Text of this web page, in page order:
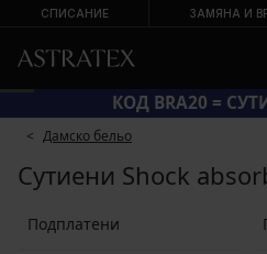
СПИСАНИЕ ЗАМЯНА И
КОД BRA20 =
Дамско бельо
Сутиени Shock
Подплатени